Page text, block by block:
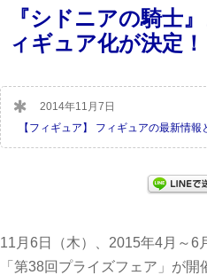
『シドニアの騎士
ィギュア化が決定
2014年11月7日
【フィギュア】 フィギュアの最新情
11月6日（木）、2015年4月～6
「第38回プライズフェア」が